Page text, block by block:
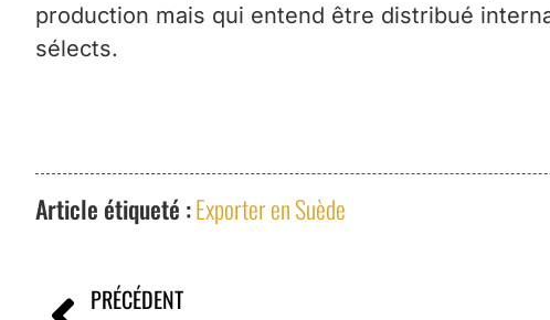
production mais qui entend être distribué
sélects.
Article étiqueté :Exporter en Suède
PRÉCÉDENT